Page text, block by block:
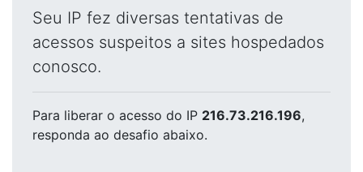
Seu IP fez diversas tentativas de
acessos suspeitos a sites hospedados
conosco.
Para liberar o acesso do IP 216.73.216.196,
responda ao desafio abaixo.